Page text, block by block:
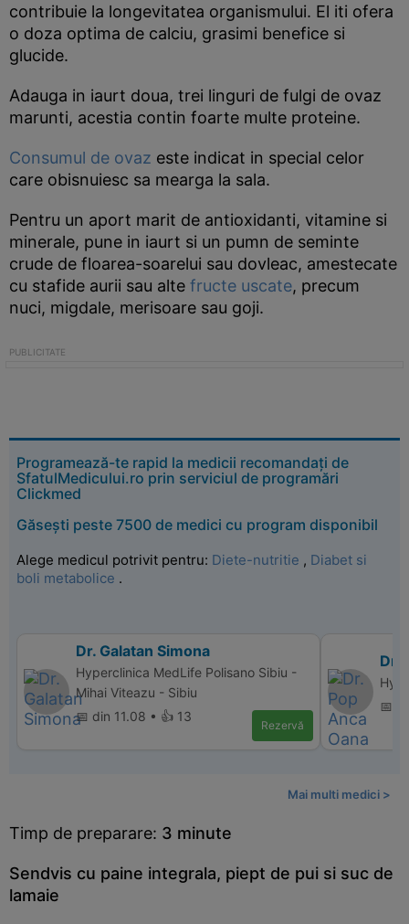
contribuie la longevitatea organismului. El iti ofera
o doza optima de calciu, grasimi benefice si
glucide.
Adauga in iaurt doua, trei linguri de fulgi de ovaz
marunti, acestia contin foarte multe proteine.
Consumul de ovaz este indicat in special celor
care obisnuiesc sa mearga la sala.
Pentru un aport marit de antioxidanti, vitamine si
minerale, pune in iaurt si un pumn de seminte
crude de floarea-soarelui sau dovleac, amestecate
cu stafide aurii sau alte fructe uscate, precum
nuci, migdale, merisoare sau goji.
Programează-te rapid la medicii recomandați de
SfatulMedicului.ro prin serviciul de programări
Clickmed
Găsești peste 7500 de medici cu program disponibil
Alege medicul potrivit pentru: Diete-nutritie , Diabet si
boli metabolice .
Dr. Galatan Simona
Hyperclinica MedLife Polisano Sibiu -
Mihai Viteazu - Sibiu
📅 din 11.08 • 👍 13
Rezervă
Dr.
📅
Mai multi medici >
Timp de preparare: 3 minute
Sendvis cu paine integrala, piept de pui si suc de
lamaie